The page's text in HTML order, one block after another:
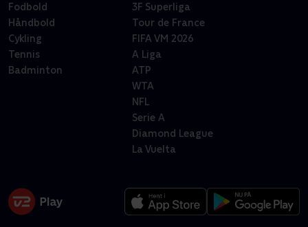
Fodbold
Håndbold
Cykling
Tennis
Badminton
3F Superliga
Tour de France
FIFA VM 2026
A Liga
ATP
WTA
NFL
Serie A
Diamond League
La Vuelta